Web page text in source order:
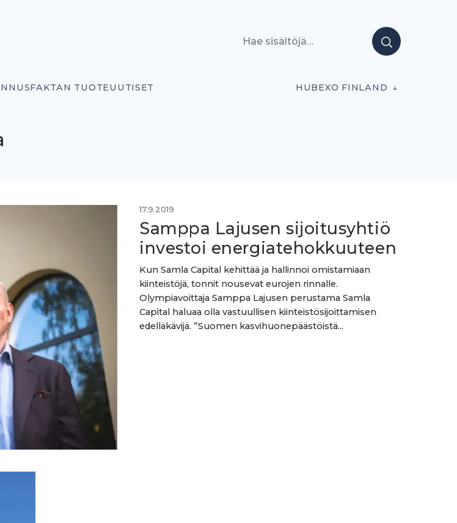
TUOTEUUTISET HUBEXO FINLAND
17.9.2019
Samppa Lajusen sijoitusyhtiö
investoi energiatehokkuuteen
Kun Samla Capital kehittää ja hallinnoi omistamiaan
kiinteistöjä, tonnit nousevat eurojen rinnalle.
Olympiavoittaja Samppa Lajusen perustama Samla
Capital haluaa olla vastuullisen kiinteistösijoittamisen
edelläkävijä. ”Suomen kasvihuonepäästöistä...